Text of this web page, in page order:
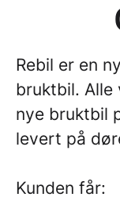
Rebil er en
bruktbil. Alle
nye bruktbil
levert på
Kunden får: